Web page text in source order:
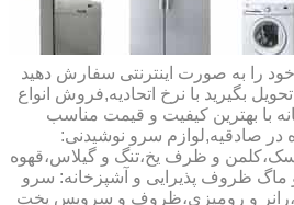
را به صورت اینترنتی سفارش دهید
بگیرید با نرخ اتحادیه,فروش انواع
با بهترین کیفیت و قیمت مناسب
صادقیه,لوازم سرو نوشیدنی:
و ظرف یخ،تنگ و گیلاس،قهوه
ماگ ظروف پذیرایی و آشپزخانه: سرو
و رومیزی،ظروف و سرویس پخت